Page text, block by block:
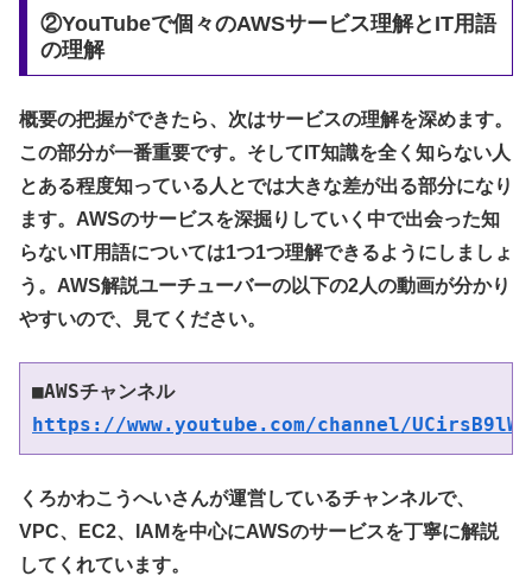
②YouTubeで個々のAWSサービス理解とIT用語
の理解
概要の把握ができたら、次はサービスの理解を深めます。
この部分が一番重要です。そしてIT知識を全く知らない人
とある程度知っている人とでは大きな差が出る部分になり
ます。AWSのサービスを深掘りしていく中で出会った知
らないIT用語については1つ1つ理解できるようにしましょ
う。AWS解説ユーチューバーの以下の2人の動画が分かり
やすいので、見てください。
■AWSチャンネル
https://www.youtube.com/channel/
くろかわこうへいさんが運営しているチャンネルで、
VPC、EC2、IAMを中心にAWSのサービスを丁寧に解説
してくれています。